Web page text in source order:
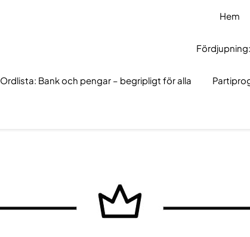
Hem
Ordlista: Bank och pengar – begripligt för alla